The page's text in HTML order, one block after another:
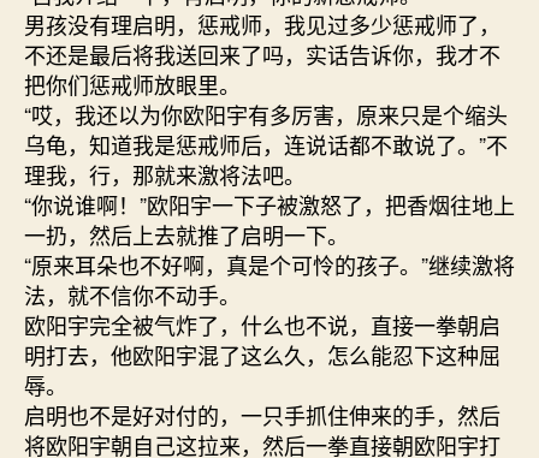
男孩没有理启明，惩戒师，我见过多少惩戒师了，
不还是最后将我送回来了吗，实话告诉你，我才不
把你们惩戒师放眼里。
“哎，我还以为你欧阳宇有多厉害，原来只是个缩头
乌龟，知道我是惩戒师后，连说话都不敢说了。”不
理我，行，那就来激将法吧。
“你说谁啊！”欧阳宇一下子被激怒了，把香烟往地上
一扔，然后上去就推了启明一下。
“原来耳朵也不好啊，真是个可怜的孩子。”继续激将
法，就不信你不动手。
欧阳宇完全被气炸了，什么也不说，直接一拳朝启
明打去，他欧阳宇混了这么久，怎么能忍下这种屈
辱。
启明也不是好对付的，一只手抓住伸来的手，然后
将欧阳宇朝自己这拉来，然后一拳直接朝欧阳宇打